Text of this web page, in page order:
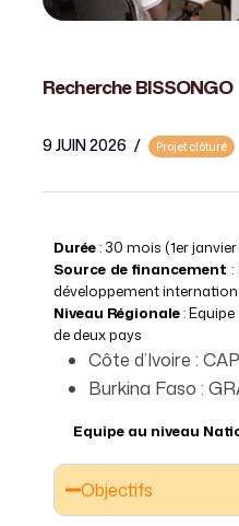
Recherche BISSONGO
9 JUIN 2026 / Projet clôturé
Durée: 30 mois (1er
Source de financement :
développement
Niveau Régionale:
de deux pays
Côte d’Ivoire :
Burkina Faso :
Equipe au niveau
Objectifs